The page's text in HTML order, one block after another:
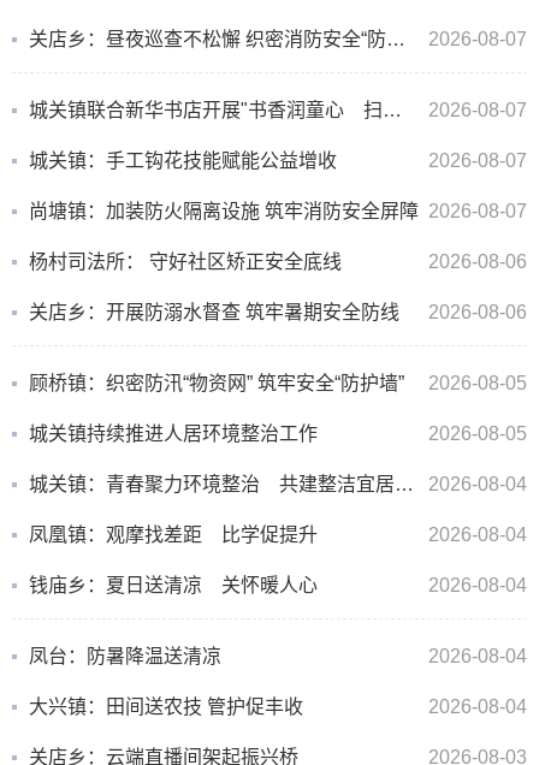
2026-08-07
关店乡：昼夜巡查不松懈 织密消防安全“防护网”
2026-08-07
城关镇联合新华书店开展"书香润童心 扫黄护幼苗"绿书签送书活动
2026-08-07
城关镇：手工钩花技能赋能公益增收
2026-08-07
尚塘镇：加装防火隔离设施 筑牢消防安全屏障
2026-08-06
杨村司法所： 守好社区矫正安全底线
2026-08-06
关店乡：开展防溺水督查 筑牢暑期安全防线
2026-08-05
顾桥镇：织密防汛“物资网” 筑牢安全“防护墙”
2026-08-05
城关镇持续推进人居环境整治工作
2026-08-04
城关镇：青春聚力环境整治 共建整洁宜居家园
2026-08-04
凤凰镇：观摩找差距 比学促提升
2026-08-04
钱庙乡：夏日送清凉 关怀暖人心
2026-08-04
凤台：防暑降温送清凉
2026-08-04
大兴镇：田间送农技 管护促丰收
2026-08-03
关店乡：云端直播间架起振兴桥